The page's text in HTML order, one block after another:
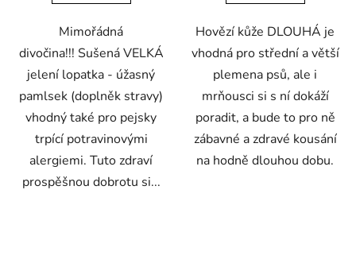
hvězdiček.
Mimořádná
divočina!!! Sušená VELKÁ
jelení lopatka - úžasný
pamlsek (doplněk stravy)
vhodný také pro pejsky
trpící potravinovými
alergiemi. Tuto zdraví
prospěšnou dobrotu si...
hvězdiček.
Hovězí kůže DLOUHÁ je
vhodná pro střední a větší
plemena psů, ale i
mrňousci si s ní dokáží
poradit, a bude to pro ně
zábavné a zdravé kousání
na hodně dlouhou dobu.